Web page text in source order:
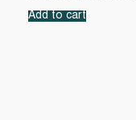
Add to cart